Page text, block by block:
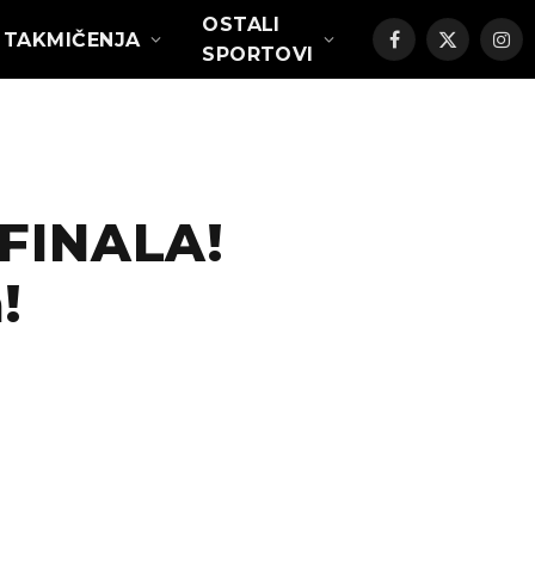
TAKMIČENJA
OSTALI
SPORTOVI
Facebook
X
(Twitter)